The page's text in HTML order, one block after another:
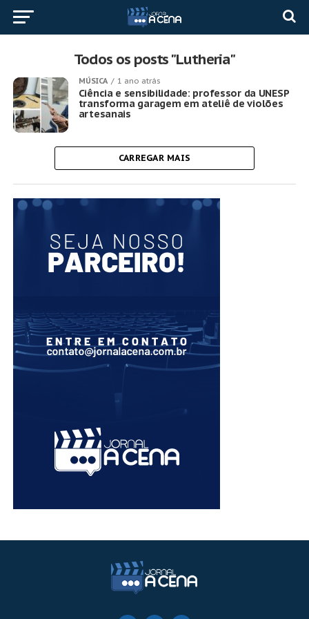
Todos os posts "Lutheria"
MÚSICA 1 ano atrás
Ciência e sensibilidade: professor da UNESP
transforma garagem em ateliê de violões
artesanais
CARREGAR MAIS